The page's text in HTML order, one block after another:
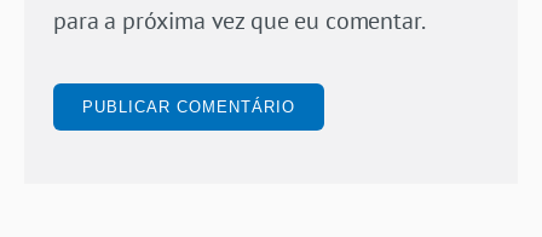
para a próxima vez que eu comentar.